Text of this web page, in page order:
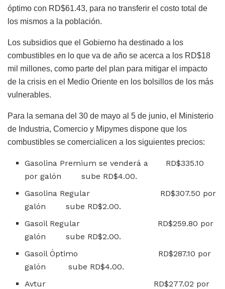
óptimo con RD$61.43, para no transferir el costo total de
los mismos a la población.
Los subsidios que el Gobierno ha destinado a los
combustibles en lo que va de año se acerca a los RD$18
mil millones, como parte del plan para mitigar el impacto
de la crisis en el Medio Oriente en los bolsillos de los más
vulnerables.
Para la semana del 30 de mayo al 5 de junio, el Ministerio
de Industria, Comercio y Mipymes dispone que los
combustibles se comercialicen a los siguientes precios:
Gasolina Premium se venderá a RD$335.10
por galón sube RD$4.00.
Gasolina Regular RD$307.50 por
galón sube RD$2.00.
Gasoil Regular RD$259.80 por
galón sube RD$2.00.
Gasoil Óptimo RD$287.10 por
galón sube RD$4.00.
Avtur RD$277.02 por